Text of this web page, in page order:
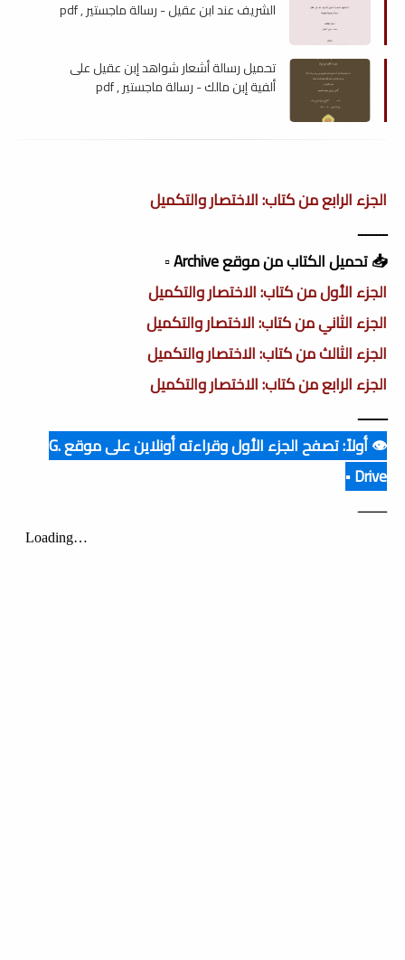
الشريف عند ابن عقيل - رسالة ماجستير , pdf
تحميل رسالة أشعار شواهد إبن عقيل على
ألفية إبن مالك - رسالة ماجستير , pdf
الجزء الرابع من كتاب: الاختصار والتكميل
ــــــــ
📥 تحميل الكتاب من موقع Archive ▫️
الجزء الأول من كتاب: الاختصار والتكميل
الجزء الثاني من كتاب: الاختصار والتكميل
الجزء الثالث من كتاب: الاختصار والتكميل
الجزء الرابع من كتاب: الاختصار والتكميل
ــــــــ
👁️ أولاً: تصفح الجزء الأول وقراءته أونلاين على موقع G.
Drive ▪️
ــــــــ